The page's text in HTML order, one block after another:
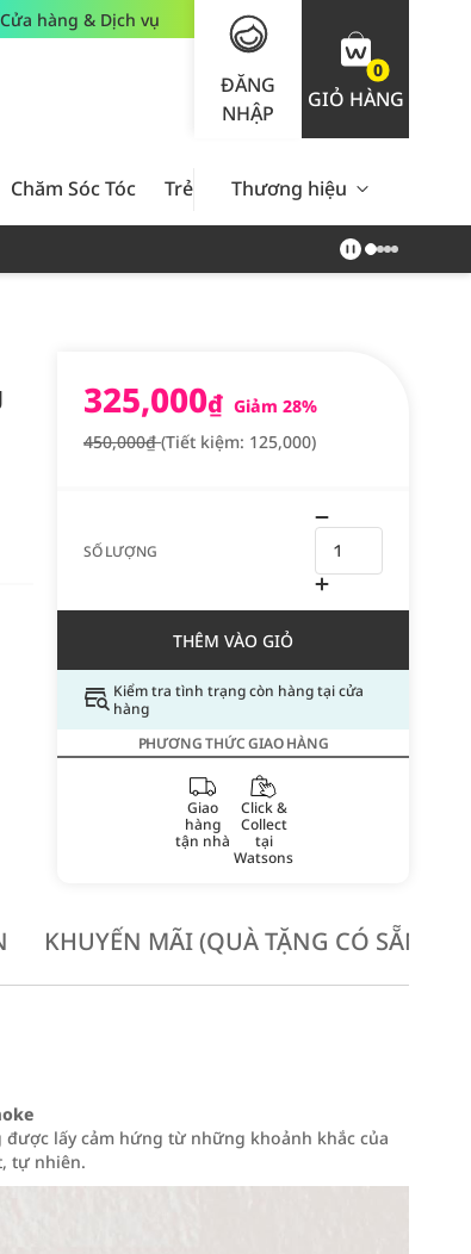
Cửa hàng & Dịch vụ
ĐĂNG
NHẬP
0
GIỎ HÀNG
Chăm Sóc Tóc Trẻ Em Nam Giới Chăm Sóc
Thương hiệu
325,000₫ Giảm 28%
450,000₫(Tiết kiệm: 125,000)
SỐ LƯỢNG
THÊM VÀO GIỎ
Kiểm tra tình trạng còn hàng tại cửa
hàng
PHƯƠNG THỨC GIAO HÀNG
Giao
hàng
tận nhà
Click &
Collect
tại
Watsons
KHUYẾN MÃI (QUÀ TẶNG CÓ SẴN
được lấy cảm hứng từ những khoảnh khắc của
tự nhiên.